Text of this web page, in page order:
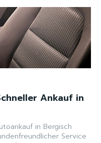
Ankauf in
in Bergisch
Service